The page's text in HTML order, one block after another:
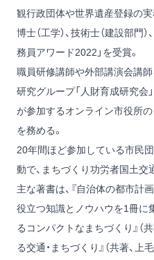
観行政団体や世界遺産登録の実
博士（工学）、技術士（建設部門
務員アワード2022」を受賞。
職員研修講師や外部講演会講
研究グループ「人財育成研究会
が参加するオンライン市役所の
を務める。
20年間ほど参加している市民
動で、まちづくり功労者国土交
主な著書は、 『自治体の都市計
役立つ知識とノウハウを1冊に
るコンパクトなまちづくり』 （
る交通・まちづくり』 （共著、上